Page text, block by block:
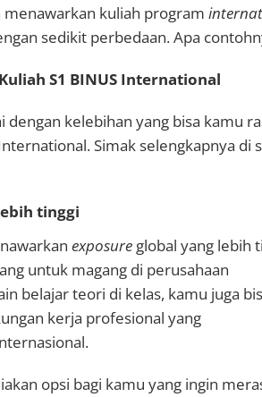
kuliah program
sedikit perbedaan. Apa
S1 BINUS International
kelebihan yang bisa kamu
Simak selengkapnya di
tinggi
exposure global yang lebih
untuk magang di perusahaan
belajar teori di kelas, kamu juga
kerja profesional yang
opsi bagi kamu yang ingin